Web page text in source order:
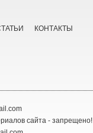
КОНТАКТЫ
сайта - запрещено!